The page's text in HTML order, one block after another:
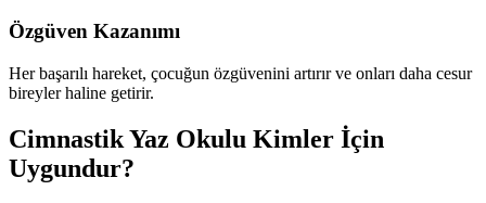
Özgüven Kazanımı
Her başarılı hareket, çocuğun özgüvenini artırır ve onları daha cesur
bireyler haline getirir.
Cimnastik Yaz Okulu Kimler İçin
Uygundur?